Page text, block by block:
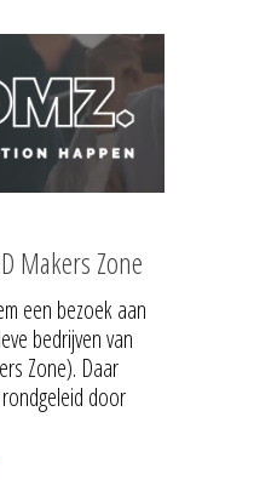
Makers Zone
een bezoek aan
bedrijven van
Zone). Daar
door